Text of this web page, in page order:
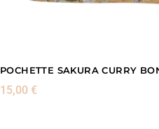
POCHETTE SAKURA CURRY
15,00 €